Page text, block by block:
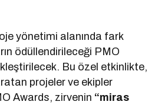
yönetimi alanında fark
ödüllendirileceği PMO
Bu özel etkinlikte,
projeler ve ekipler
Awards, zirvenin “miras